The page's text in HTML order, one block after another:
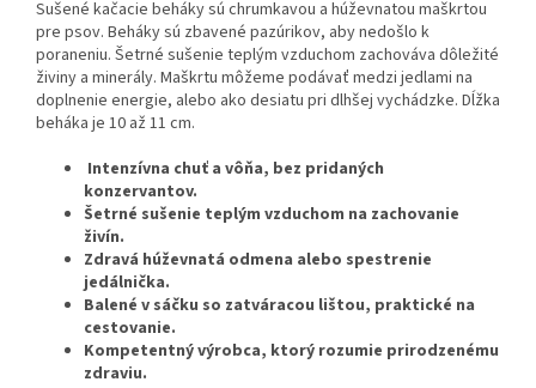
Sušené kačacie beháky sú chrumkavou a húževnatou maškrtou
pre psov. Beháky sú zbavené pazúrikov, aby nedošlo k
poraneniu. Šetrné sušenie teplým vzduchom zachováva dôležité
živiny a minerály. Maškrtu môžeme podávať medzi jedlami na
doplnenie energie, alebo ako desiatu pri dlhšej vychádzke. Dĺžka
beháka je 10 až 11 cm.
Intenzívna chuť a vôňa, bez pridaných
konzervantov.
Šetrné sušenie teplým vzduchom na zachovanie
živín.
Zdravá húževnatá odmena alebo spestrenie
jedálnička.
Balené v sáčku so zatváracou lištou, praktické na
cestovanie.
Kompetentný výrobca, ktorý rozumie prirodzenému
zdraviu.